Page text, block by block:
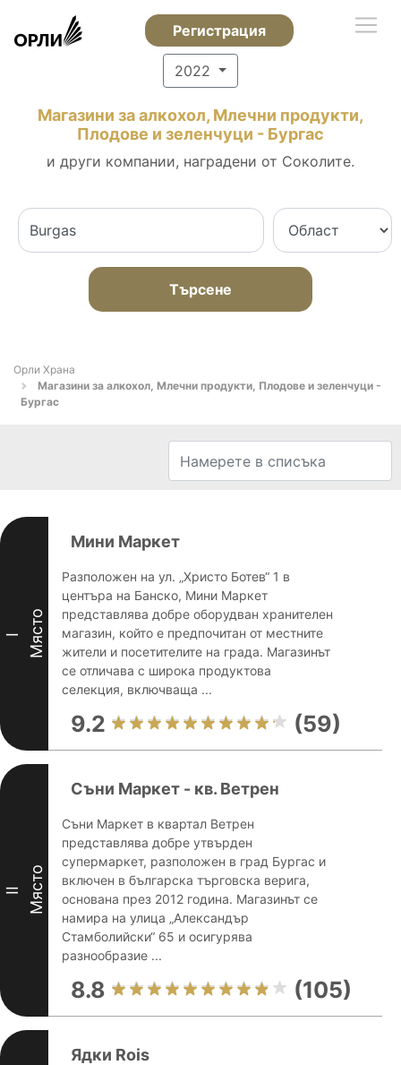
Регистрация
2022
Магазини за алкохол, Млечни продукти,
Плодове и зеленчуци - Бургас
и други компании, наградени от Соколите.
Търсене
Орли Храна
Магазини за алкохол, Млечни продукти, Плодове и зеленчуци -
Бургас
I Място
Мини Маркет
Разположен на ул. „Христо Ботев“ 1 в
центъра на Банско, Мини Маркет
представлява добре оборудван хранителен
магазин, който е предпочитан от местните
жители и посетителите на града. Магазинът
се отличава с широка продуктова
селекция, включваща ...
9.2 (59)
II Място
Съни Маркет - кв. Ветрен
Съни Маркет в квартал Ветрен
представлява добре утвърден
супермаркет, разположен в град Бургас и
включен в българска търговска верига,
основана през 2012 година. Магазинът се
намира на улица „Александър
Стамболийски“ 65 и осигурява
разнообразие ...
8.8 (105)
Ядки Rois